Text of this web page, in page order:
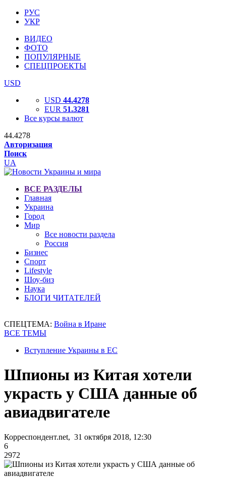
РУС
УКР
ВИДЕО
ФОТО
ПОПУЛЯРНЫЕ
СПЕЦПРОЕКТЫ
USD
USD 44.4278
EUR 51.3281
Все курсы валют
44.4278
Авторизация
Поиск
UA
ВСЕ РАЗДЕЛЫ
Главная
Украина
Город
Мир
Все новости раздела
Россия
Бизнес
Спорт
Lifestyle
Шоу-биз
Наука
БЛОГИ ЧИТАТЕЛЕЙ
СПЕЦТЕМА: Война в Иране
ВСЕ ТЕМЫ
Вступление Украины в ЕС
Шпионы из Китая хотели
украсть у США данные об
авиадвигателе
Корреспондент.net, 31 октября 2018, 12:30
6
2972